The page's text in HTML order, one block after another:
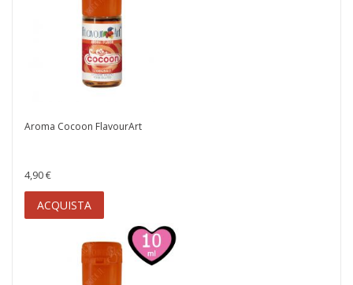
Aroma Cocoon FlavourArt
4,90 €
ACQUISTA